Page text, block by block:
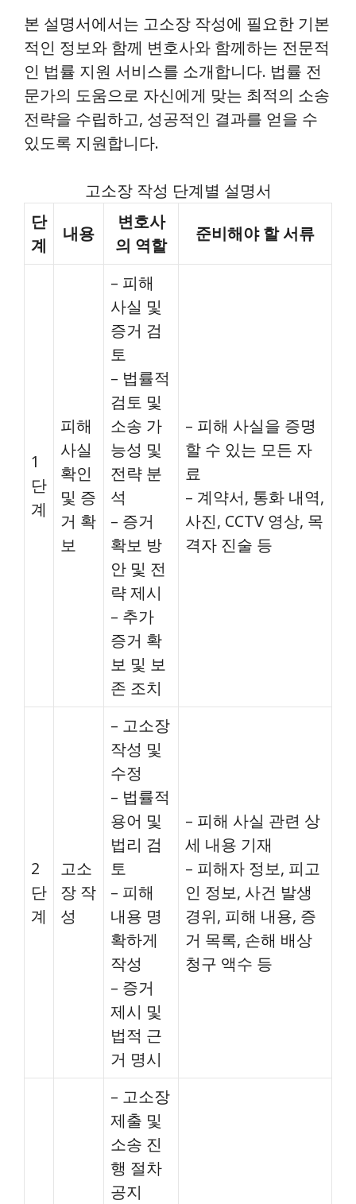
본 설명서에서는 고소장 작성에 필요한 기본
적인 정보와 함께 변호사와 함께하는 전문적
인 법률 지원 서비스를 소개합니다. 법률 전
문가의 도움으로 자신에게 맞는 최적의 소송
전략을 수립하고, 성공적인 결과를 얻을 수
있도록 지원합니다.
고소장 작성 단계별 설명서
단
계
내용
변호사
의 역할
준비해야 할 서류
1
단
계
피해
사실
확인
및 증
거 확
보
– 피해
사실 및
증거 검
토
– 법률적
검토 및
소송 가
능성 및
전략 분
석
– 증거
확보 방
안 및 전
략 제시
– 추가
증거 확
보 및 보
존 조치
– 피해 사실을 증명
할 수 있는 모든 자
료
– 계약서, 통화 내역,
사진, CCTV 영상, 목
격자 진술 등
2
단
계
고소
장 작
성
– 고소장
작성 및
수정
– 법률적
용어 및
법리 검
토
– 피해
내용 명
확하게
작성
– 증거
제시 및
법적 근
거 명시
– 피해 사실 관련 상
세 내용 기재
– 피해자 정보, 피고
인 정보, 사건 발생
경위, 피해 내용, 증
거 목록, 손해 배상
청구 액수 등
– 고소장
제출 및
소송 진
행 절차
공지